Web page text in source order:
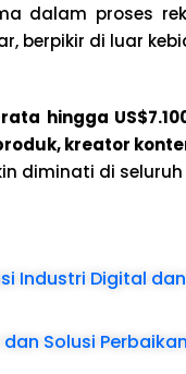
dalam proses
berpikir di luar
hingga
kreator
diminati di seluruh
Industri Digital
Solusi